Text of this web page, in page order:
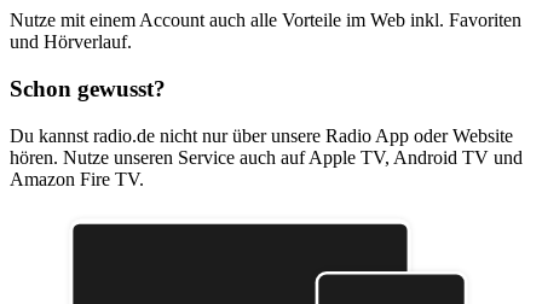
Nutze mit einem Account auch alle Vorteile im Web inkl. Favoriten
und Hörverlauf.
Schon gewusst?
Du kannst radio.de nicht nur über unsere Radio App oder Website
hören. Nutze unseren Service auch auf Apple TV, Android TV und
Amazon Fire TV.